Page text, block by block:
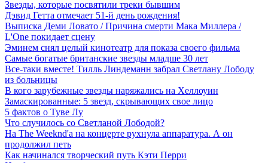
Звезды, которые посвятили треки бывшим
Дэвид Гетта отмечает 51-й день рождения!
Выписка Деми Ловато / Причина смерти Мака Миллера /
L'One покидает сцену
Эминем снял целый кинотеатр для показа своего фильма
Самые богатые британские звезды младше 30 лет
Все-таки вместе! Тилль Линдеманн забрал Светлану Лободу
из больницы
В кого зарубежные звезды наряжались на Хеллоуин
Замаскированные: 5 звезд, скрывающих свое лицо
5 фактов о Туве Лу
Что случилось со Светланой Лободой?
На The Weeknd'а на концерте рухнула аппаратура. А он
продолжил петь
Как начинался творческий путь Кэти Перри